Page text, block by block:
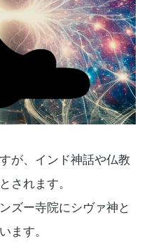
が、インド神話や仏教
されます。
ズー寺院にシヴァ神と
ます。